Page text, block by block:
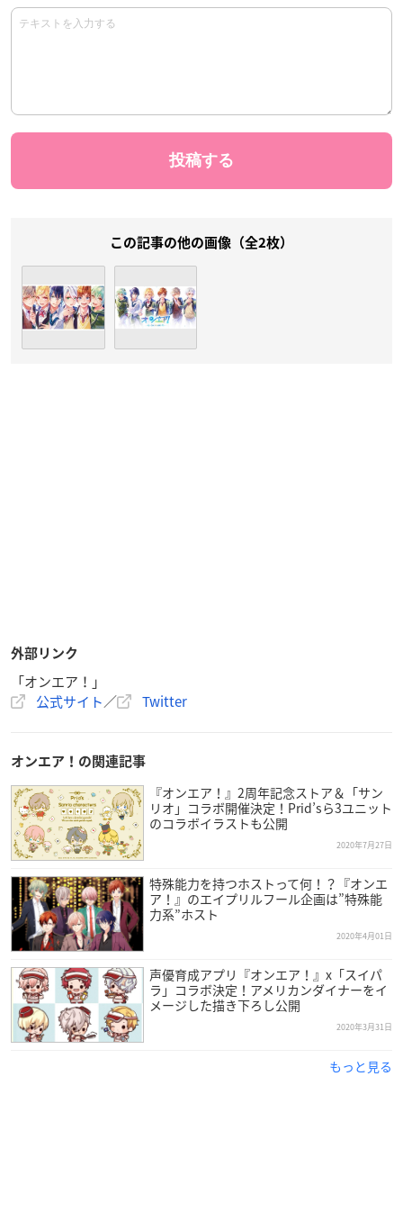
この記事の他の画像（全2枚）
外部リンク
「オンエア！」
公式サイト／ Twitter
オンエア！の関連記事
『オンエア！』2周年記念ストア＆「サン
リオ」コラボ開催決定！Prid’sら3ユニット
のコラボイラストも公開
2020年7月27日
特殊能力を持つホストって何！？『オンエ
ア！』のエイプリルフール企画は”特殊能
力系”ホスト
2020年4月01日
声優育成アプリ『オンエア！』x「スイパ
ラ」コラボ決定！アメリカンダイナーをイ
メージした描き下ろし公開
2020年3月31日
もっと見る